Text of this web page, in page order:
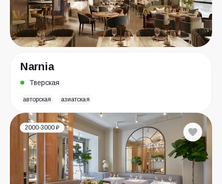
Narnia
Тверская
авторская азиатская
2000-3000 ₽